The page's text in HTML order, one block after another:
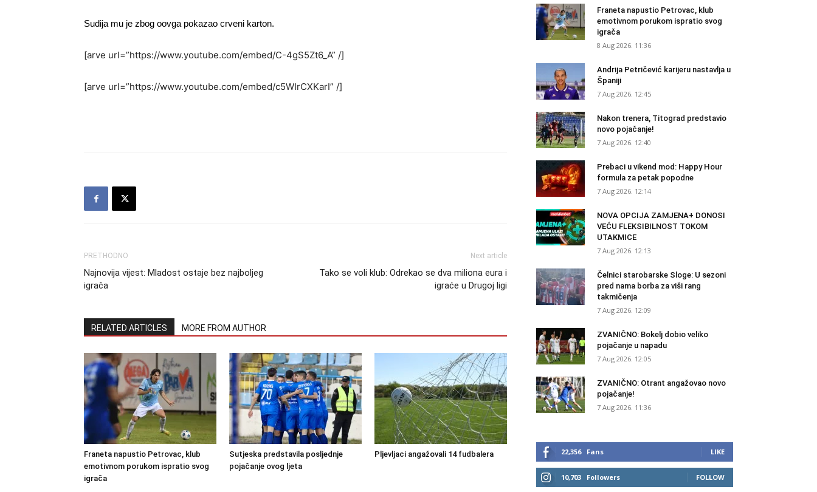
Sudija mu je zbog oovga pokazao crveni karton.
[arve url=”https://www.youtube.com/embed/C-4gS5Zt6_A” /]
[arve url=”https://www.youtube.com/embed/c5WIrCXKarI” /]
PRETHODNO
Najnovija vijest: Mladost ostaje bez najboljeg
igrača
Next article
Tako se voli klub: Odrekao se dva miliona eura i
igraće u Drugoj ligi
RELATED ARTICLES MORE FROM AUTHOR
Franeta napustio Petrovac, klub
emotivnom porukom ispratio svog
igrača
Sutjeska predstavila posljednje
pojačanje ovog ljeta
Pljevljaci angažovali 14 fudbalera
Franeta napustio Petrovac, klub
emotivnom porukom ispratio svog
igrača
8 Aug 2026. 11:36
Andrija Petričević karijeru nastavlja u
Španiji
7 Aug 2026. 12:45
Nakon trenera, Titograd predstavio
novo pojačanje!
7 Aug 2026. 12:40
Prebaci u vikend mod: Happy Hour
formula za petak popodne
7 Aug 2026. 12:14
NOVA OPCIJA ZAMJENA+ DONOSI
VEĆU FLEKSIBILNOST TOKOM
UTAKMICE
7 Aug 2026. 12:13
Čelnici starobarske Sloge: U sezoni
pred nama borba za viši rang
takmičenja
7 Aug 2026. 12:09
ZVANIČNO: Bokelj dobio veliko
pojačanje u napadu
7 Aug 2026. 12:05
ZVANIČNO: Otrant angažovao novo
pojačanje!
7 Aug 2026. 11:36
22,356 Fans LIKE
10,703 Followers FOLLOW